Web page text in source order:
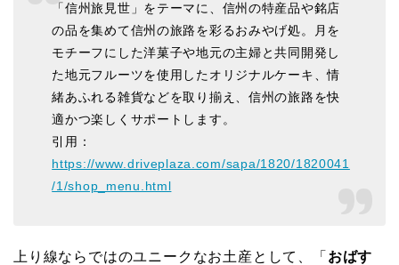
「信州旅見世」をテーマに、信州の特産品や銘店
の品を集めて信州の旅路を彩るおみやげ処。月を
モチーフにした洋菓子や地元の主婦と共同開発し
た地元フルーツを使用したオリジナルケーキ、情
緒あふれる雑貨などを取り揃え、信州の旅路を快
適かつ楽しくサポートします。
引用：
https://www.driveplaza.com/sapa/1820/1820041
/1/shop_menu.html
上り線ならではのユニークなお土産として、「 おばす